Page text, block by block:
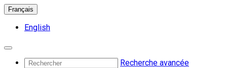
Français
English
Recherche avancée